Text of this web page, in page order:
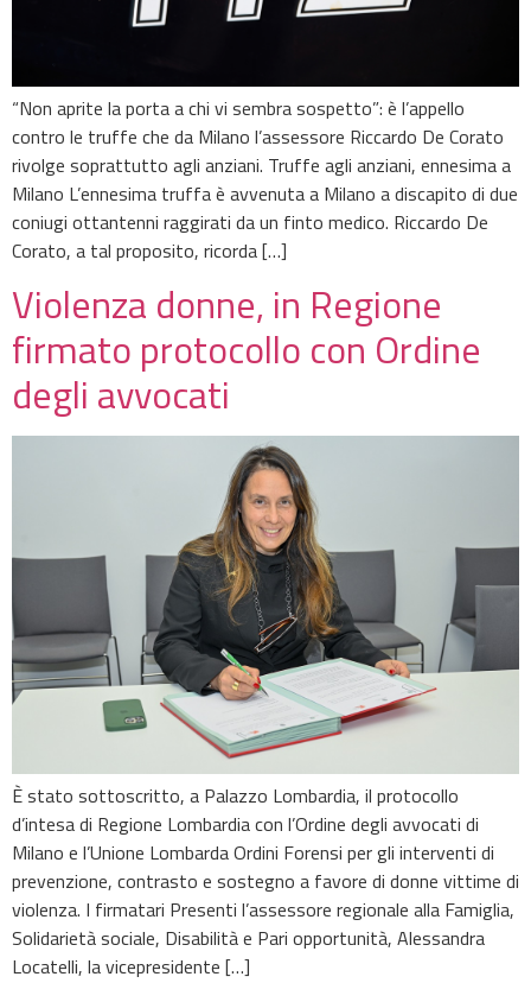
“Non aprite la porta a chi vi sembra sospetto”: è l’appello
contro le truffe che da Milano l’assessore Riccardo De Corato
rivolge soprattutto agli anziani. Truffe agli anziani, ennesima a
Milano L’ennesima truffa è avvenuta a Milano a discapito di due
coniugi ottantenni raggirati da un finto medico. Riccardo De
Corato, a tal proposito, ricorda […]
Violenza donne, in Regione
firmato protocollo con Ordine
degli avvocati
È stato sottoscritto, a Palazzo Lombardia, il protocollo
d’intesa di Regione Lombardia con l’Ordine degli avvocati di
Milano e l’Unione Lombarda Ordini Forensi per gli interventi di
prevenzione, contrasto e sostegno a favore di donne vittime di
violenza. I firmatari Presenti l’assessore regionale alla Famiglia,
Solidarietà sociale, Disabilità e Pari opportunità, Alessandra
Locatelli, la vicepresidente […]